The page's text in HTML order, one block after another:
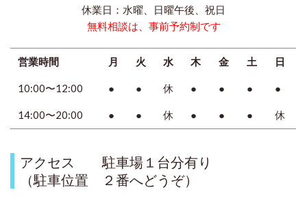
休業日：水曜、日曜午後、祝日
無料相談は、事前予約制です
営業時間 月 火 水 木 金 土 日
10:00〜12:00 ● ● 休 ● ● ● ●
14:00〜20:00 ● ● 休 ● ● ● 休
アクセス 駐車場１台分有り
（駐車位置 ２番へどうぞ）